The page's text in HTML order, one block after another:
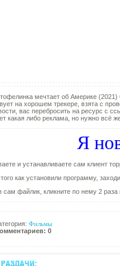
мечтает об Америке
на хорошем трекере, взята с
вас перебросить на ресурс с
какая либо реклама, но нужно всё
Я
и устанавливаете сам клиент
как установили программу,
сам файлик, кликните по нему 2
Фильмы
0